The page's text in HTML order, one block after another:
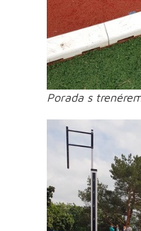
Porada s